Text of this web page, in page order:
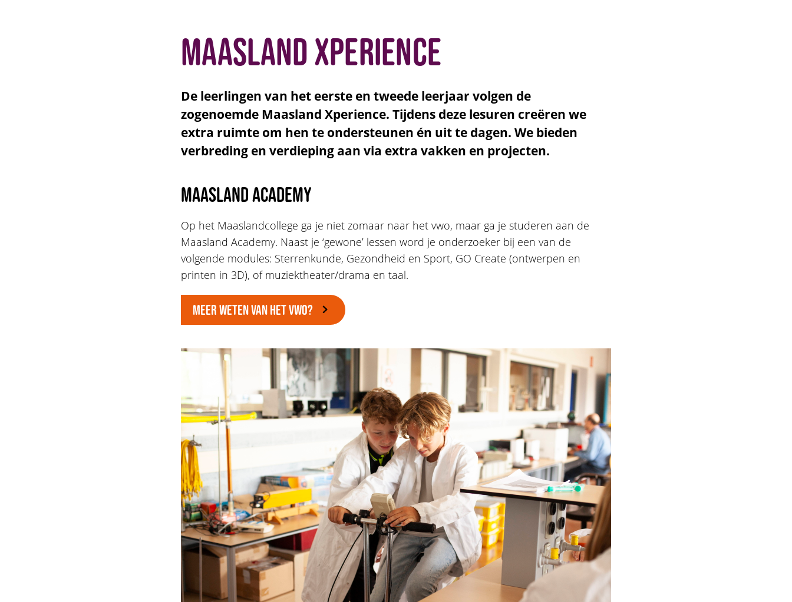
Maasland Xperience
De leerlingen van het eerste en tweede leerjaar volgen de
zogenoemde Maasland Xperience. Tijdens deze lesuren creëren we
extra ruimte om hen te ondersteunen én uit te dagen. We bieden
verbreding en verdieping aan via extra vakken en projecten.
Maasland Academy
Op het Maaslandcollege ga je niet zomaar naar het vwo, maar ga je studeren aan de
Maasland Academy. Naast je ‘gewone’ lessen word je onderzoeker bij een van de
volgende modules: Sterrenkunde, Gezondheid en Sport, GO Create (ontwerpen en
printen in 3D), of muziektheater/drama en taal.
MEER WETEN VAN HET VWO?